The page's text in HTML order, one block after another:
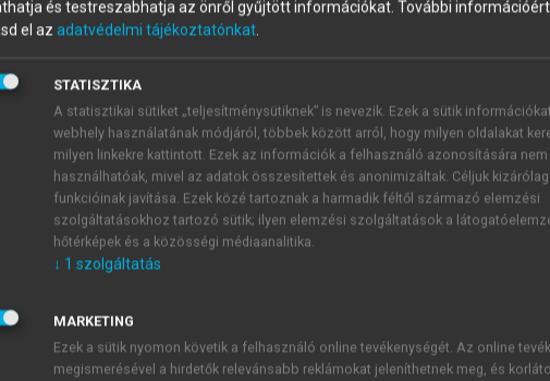
Új felhasználóként1 óra díjmentes hozzáférésrevagy
elindításához,
vagy hozz
A regisztráció után a
SAJÁT FIÓKKAL ÚJ FIÓK
1 óra
és testreszabhatja az önről gyűjtött információkat. További
el az adatvédelmi tájékoztatónkat.
STATISZTIKA
A statisztikai sütiket „teljesítménysütiknek” is nevezik. Ezek a sütik
webhely használatának módjáról, többek között arról, hogy milyen oldalakat
milyen linkekre kattintott. Ezek az információk a felhasználó azonosítására nem
használhatóak, mivel az adatok összesítettek és anonimizáltak. Céljuk
funkcióinak javítása. Ezek közé tartoznak a harmadik féltől származó elemzési
szolgáltatásokhoz tartozó sütik; ilyen elemzési szolgáltatások a
hőtérképek és a közösségi médiaanalitika.
↓ 1 szolgáltatás
MARKETING
Ezek a sütik nyomon követik a felhasználó online tevékenységét. Az online
megismerésével a hirdetők relevánsabb reklámokat jeleníthetnek meg, és